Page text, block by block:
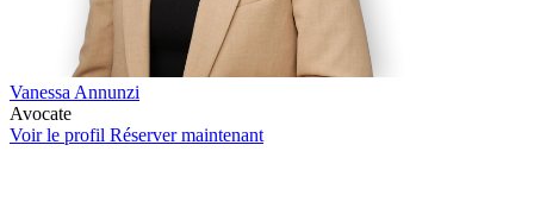
Vanessa Annunzi
Avocate
Voir le profil Réserver maintenant